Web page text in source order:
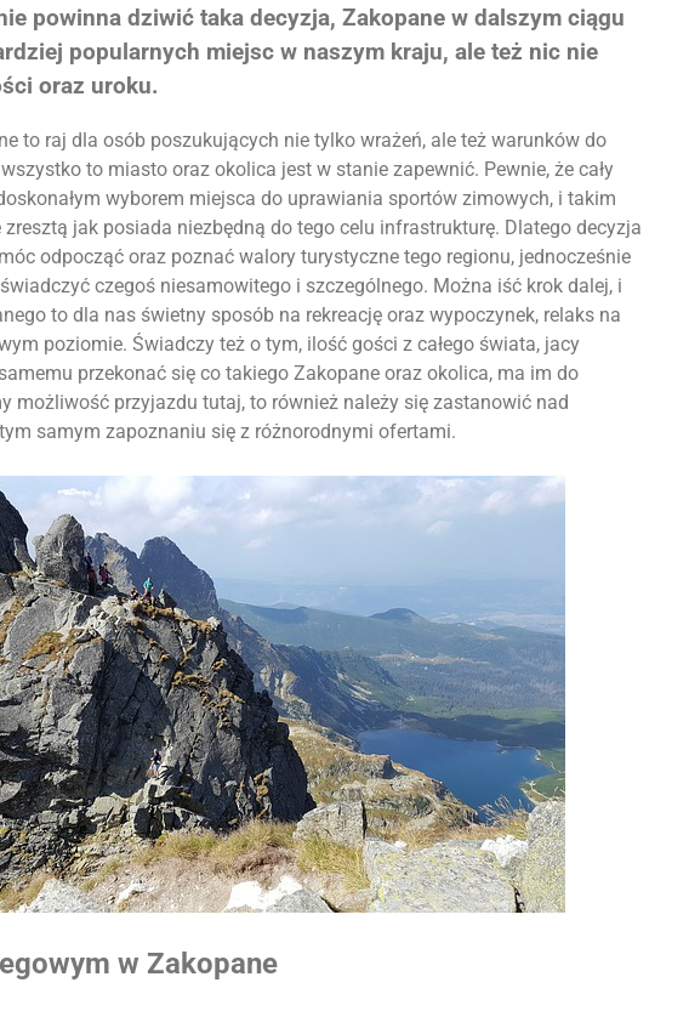
powinna dziwić taka decyzja, Zakopane w dalszym ciągu
popularnych miejsc w naszym kraju, ale też nic nie
oraz uroku.
to raj dla osób poszukujących nie tylko wrażeń, ale też warunków do
to miasto oraz okolica jest w stanie zapewnić. Pewnie, że cały
wyborem miejsca do uprawiania sportów zimowych, i takim
jak posiada niezbędną do tego celu infrastrukturę. Dlatego decyzja
odpocząć oraz poznać walory turystyczne tego regionu, jednocześnie
czegoś niesamowitego i szczególnego. Można iść krok dalej, i
to dla nas świetny sposób na rekreację oraz wypoczynek, relaks na
poziomie. Świadczy też o tym, ilość gości z całego świata, jacy
przekonać się co takiego Zakopane oraz okolica, ma im do
możliwość przyjazdu tutaj, to również należy się zastanowić nad
samym zapoznaniu się z różnorodnymi ofertami.
w Zakopane